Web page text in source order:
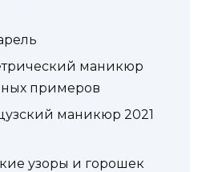
маникюр
примеров
маникюр 2021
узоры и горошек